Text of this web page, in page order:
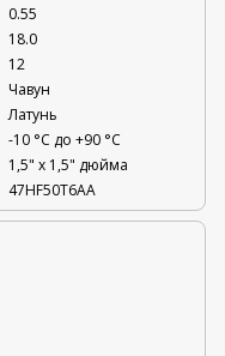
0.55
18.0
12
Чавун
Латунь
-10 °C до +90 °C
1,5" х 1,5" дюйма
47HF50T6AA